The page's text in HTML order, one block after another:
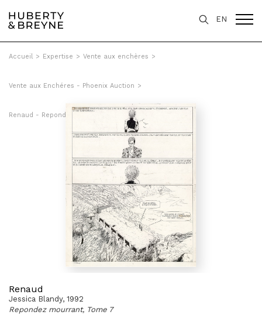
EN
Accueil > Expertise > Vente aux enchères >
Vente aux Enchéres - Phoenix Auction >
Renaud - Repondez mourrant, Tome 7
Renaud
Jessica Blandy, 1992
Repondez mourrant, Tome 7